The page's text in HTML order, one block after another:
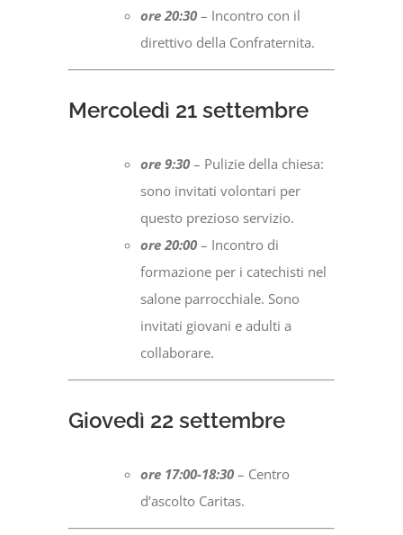
ore 20:30 – Incontro con il
direttivo della Confraternita.
Mercoledì 21 settembre
ore 9:30 – Pulizie della chiesa:
sono invitati volontari per
questo prezioso servizio.
ore 20:00 – Incontro di
formazione per i catechisti nel
salone parrocchiale. Sono
invitati giovani e adulti a
collaborare.
Giovedì 22 settembre
ore 17:00-18:30 – Centro
d’ascolto Caritas.